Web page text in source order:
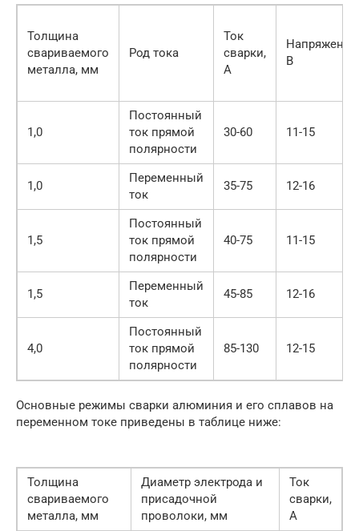
Толщина
свариваемого
металла, мм
Род тока
Ток
сварки,
А
Напряжение,
В
1,0
Постоянный
ток прямой
полярности
30-60 11-15
1,0
Переменный
ток
35-75 12-16
1,5
Постоянный
ток прямой
полярности
40-75 11-15
1,5
Переменный
ток
45-85 12-16
4,0
Постоянный
ток прямой
полярности
85-130 12-15
Основные режимы сварки алюминия и его сплавов на
переменном токе приведены в таблице ниже:
Толщина
свариваемого
металла, мм
Диаметр электрода и
присадочной
проволоки, мм
Ток
сварки,
А